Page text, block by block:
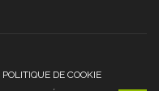
POLITIQUE DE COOKIE